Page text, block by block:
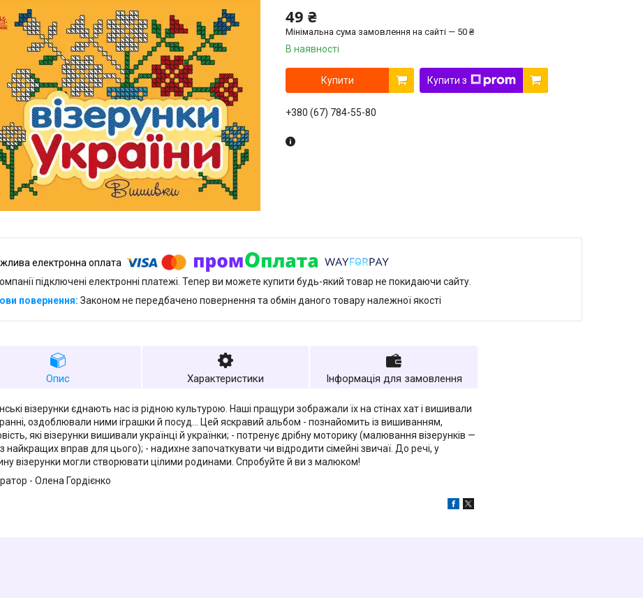
49 ₴
Мінімальна сума замовлення на сайті — 50 ₴
В наявності
Купити Купити з
+380 (67) 784-55-80
підключені електронні платежі. Тепер ви можете купити будь-який товар не покидаючи сайту.
Законом не передбачено повернення та обмін даного товару належної якості
Опис Характеристики Інформація для замовлення
візерунки єднають нас із рідною культурою. Наші пращури зображали їх на стінах хат і вишивали
оздоблювали ними іграшки й посуд… Цей яскравий альбом - познайомить із вишиванням,
які візерунки вишивали українці й українки; - потренує дрібну моторику (малювання візерунків —
найкращих вправ для цього); - надихне започаткувати чи відродити сімейні звичаї. До речі, у
візерунки могли створювати цілими родинами. Спробуйте й ви з малюком!
- Олена Гордієнко